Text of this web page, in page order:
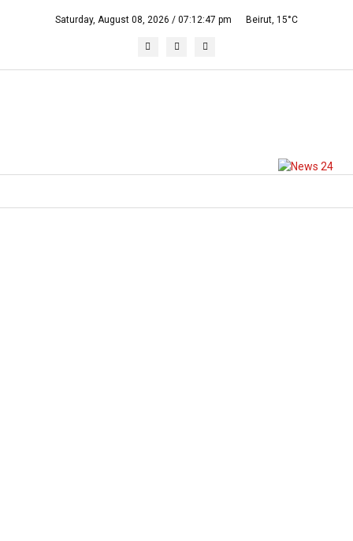
Saturday, August 08, 2026 / 07:12:47 pm Beirut, 15°C